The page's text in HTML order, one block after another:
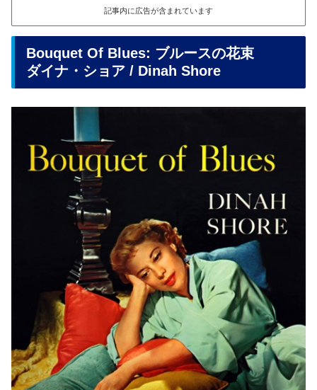
記事内に広告が含まれています
Bouquet Of Blues: ブルースの花束
ダイナ・ショア / Dinah Shore